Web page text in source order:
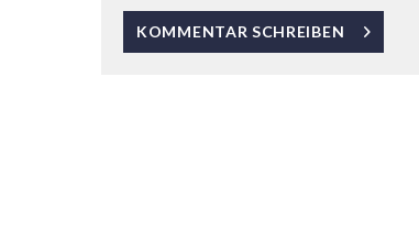
KOMMENTAR SCHREIBEN